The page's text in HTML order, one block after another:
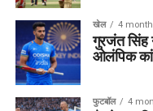
खेल 4
गुरजंत सिंह
ओलंपिक
फुटबॉल 4